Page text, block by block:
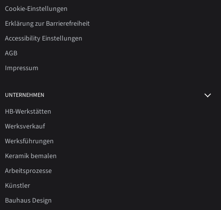
Cookie-Einstellungen
Erklärung zur Barrierefreiheit
Accessibility Einstellungen
AGB
Impressum
UNTERNEHMEN
HB-Werkstätten
Werksverkauf
Werksführungen
Keramik bemalen
Arbeitsprozesse
Künstler
Bauhaus Design